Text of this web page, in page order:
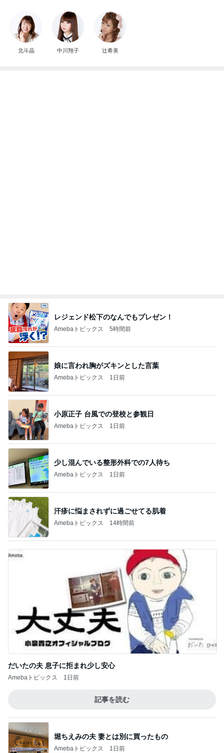
北斗晶 中川翔子 辻希美
レジェンド松下のなんでもプレゼン！
Amebaトピックス 5時間前
娘に言われ胸がズキンとした言葉
Amebaトピックス 1日前
小原正子 台風での登校と参観日
Amebaトピックス 1日前
少し混んでいる整形外科での7人待ち
Amebaトピックス 1日前
汗疹に悩まされずに過ごせてる肌着
Amebaトピックス 14時間前
だいたの夫 息子に拒まれ少し安心
Amebaトピックス 1日前
記事を読む
堀ちえみの夫 妻とは別に買ったもの
Amebaトピックス 1日前